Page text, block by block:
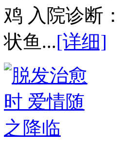
鸡 入院诊断
状鱼...[详细]